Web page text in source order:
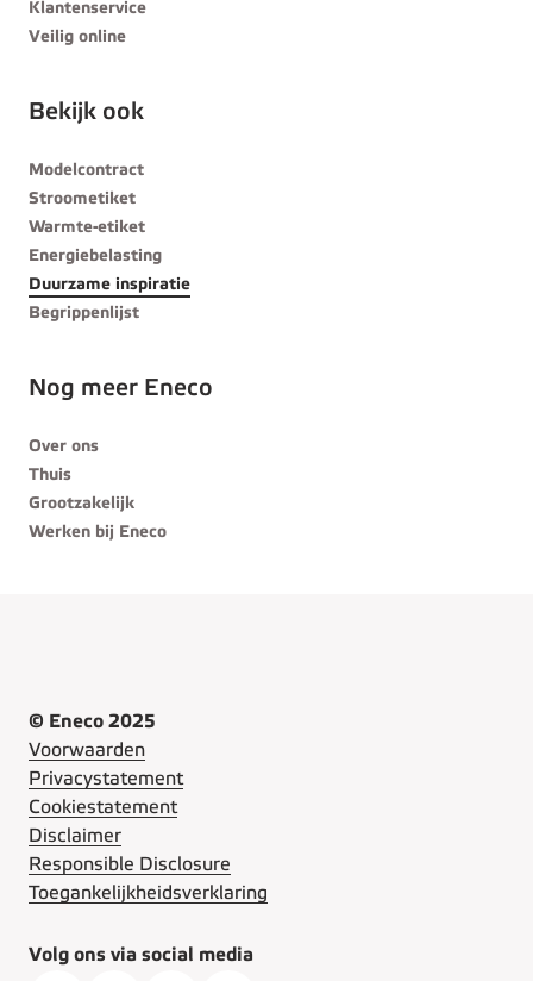
Klantenservice
Veilig online
Bekijk ook
Modelcontract
Stroometiket
Warmte-etiket
Energiebelasting
Duurzame inspiratie
Begrippenlijst
Nog meer Eneco
Over ons
Thuis
Grootzakelijk
Werken bij Eneco
© Eneco 2025
Voorwaarden
Privacystatement
Cookiestatement
Disclaimer
Responsible Disclosure
Toegankelijkheidsverklaring
Volg ons via social media